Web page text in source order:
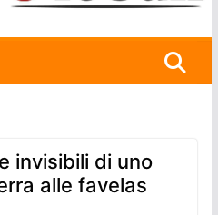
invisibili di uno
alle favelas